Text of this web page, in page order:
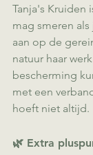
Tanja's Kruiden
mag smeren
aan op de
natuur haar
bescherming
met een
hoeft niet altijd.
🌿 Extra